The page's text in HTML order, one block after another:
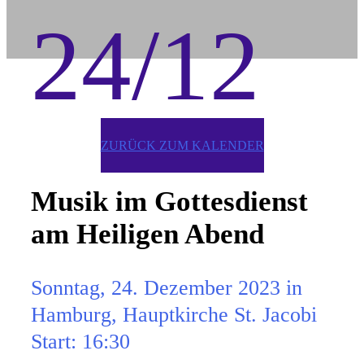
24/12
ZURÜCK ZUM KALENDER
Musik im Gottesdienst
am Heiligen Abend
Sonntag, 24. Dezember 2023 in
Hamburg, Hauptkirche St. Jacobi
Start: 16:30